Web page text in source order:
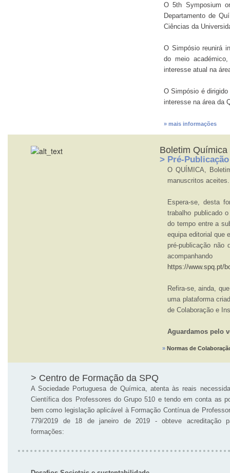
O 5th Symposium
Departamento de
Ciências da
O Simpósio reunirá
do meio
interesse atual na
O Simpósio é
interesse na área da
» mais informações
Boletim Química
> Pré-
O QUÍMICA,
manuscritos aceites.
Espera-se, desta
trabalho publicado
do tempo entre a
equipa editorial que
pré-publicação
https://www.spq.pt/
Refira-se, ainda,
uma plataforma
de Colaboração e
Aguardamos pelo
» Normas de
> Centro de Formação da SPQ
A Sociedade Portuguesa de Química, atenta às reais
Científica dos Professores do Grupo 510 e tendo em conta as
bem como legislação aplicável à Formação Contínua de
779/2019 de 18 de janeiro de 2019 - obteve acreditação
formações: